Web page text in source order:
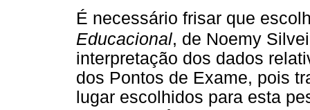
É necessário frisar que
Educacional, de Noemy
interpretação dos dados
dos Pontos de Exame, pois
lugar escolhidos para esta